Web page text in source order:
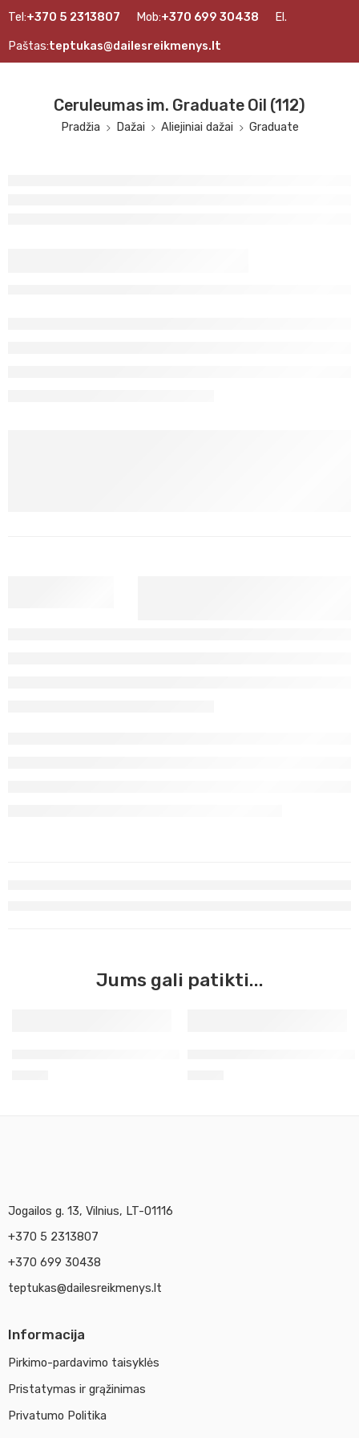
Tel:+370 5 2313807 Mob:+370 699 30438 El.
Paštas:teptukas@dailesreikmenys.lt
Ceruleumas im. Graduate Oil (112)
Pradžia Dažai Aliejiniai dažai Graduate
Jums gali patikti...
Jogailos g. 13, Vilnius, LT-01116
+370 5 2313807
+370 699 30438
teptukas@dailesreikmenys.lt
Informacija
Pirkimo-pardavimo taisyklės
Pristatymas ir grąžinimas
Privatumo Politika